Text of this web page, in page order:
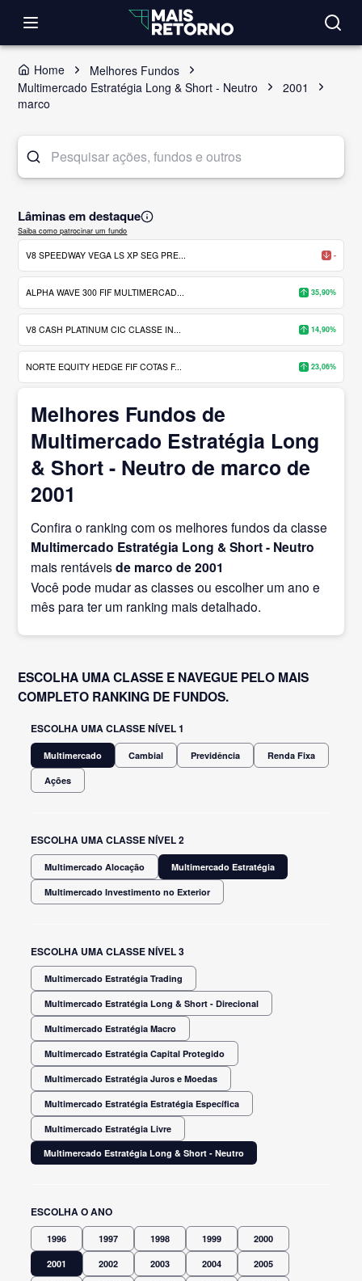
Home
Melhores Fundos
Multimercado Estratégia Long & Short - Neutro
2001
marco
Lâminas em destaque
Saiba como patrocinar um fundo
V8 SPEEDWAY VEGA LS XP SEG PRE... -
ALPHA WAVE 300 FIF MULTIMERCAD... 35,90%
V8 CASH PLATINUM CIC CLASSE IN... 14,90%
NORTE EQUITY HEDGE FIF COTAS F... 23,06%
Melhores Fundos de
Multimercado Estratégia Long
& Short - Neutro de marco de
2001
Confira o ranking com os melhores fundos da classe
Multimercado Estratégia Long & Short - Neutro
mais rentáveisde marco de 2001
Você pode mudar as classes ou escolher um ano e
mês para ter um ranking mais detalhado.
ESCOLHA UMA CLASSE E NAVEGUE PELO MAIS
COMPLETO RANKING DE FUNDOS.
ESCOLHA UMA CLASSE NÍVEL 1
Multimercado Cambial Previdência Renda Fixa
Ações
ESCOLHA UMA CLASSE NÍVEL 2
Multimercado Alocação Multimercado Estratégia
Multimercado Investimento no Exterior
ESCOLHA UMA CLASSE NÍVEL 3
Multimercado Estratégia Trading
Multimercado Estratégia Long & Short - Direcional
Multimercado Estratégia Macro
Multimercado Estratégia Capital Protegido
Multimercado Estratégia Juros e Moedas
Multimercado Estratégia Estratégia Específica
Multimercado Estratégia Livre
Multimercado Estratégia Long & Short - Neutro
ESCOLHA O ANO
1996 1997 1998 1999 2000
2001 2002 2003 2004 2005